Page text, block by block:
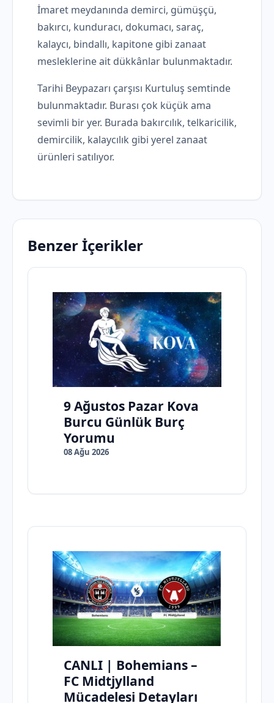
İmaret meydanında demirci, gümüşçü,
bakırcı, kunduracı, dokumacı, saraç,
kalaycı, bindallı, kapitone gibi zanaat
mesleklerine ait dükkânlar bulunmaktadır.
Tarihi Beypazarı çarşısı Kurtuluş semtinde
bulunmaktadır. Burası çok küçük ama
sevimli bir yer. Burada bakırcılık, telkaricilik,
demircilik, kalaycılık gibi yerel zanaat
ürünleri satılıyor.
Benzer İçerikler
9 Ağustos Pazar Kova
Burcu Günlük Burç
Yorumu
08 Ağu 2026
CANLI | Bohemians –
FC Midtjylland
Mücadelesi Detayları